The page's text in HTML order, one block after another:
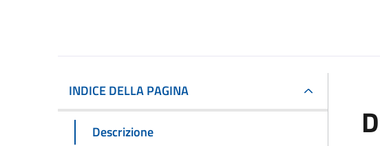
INDICE DELLA PAGINA
Descrizione